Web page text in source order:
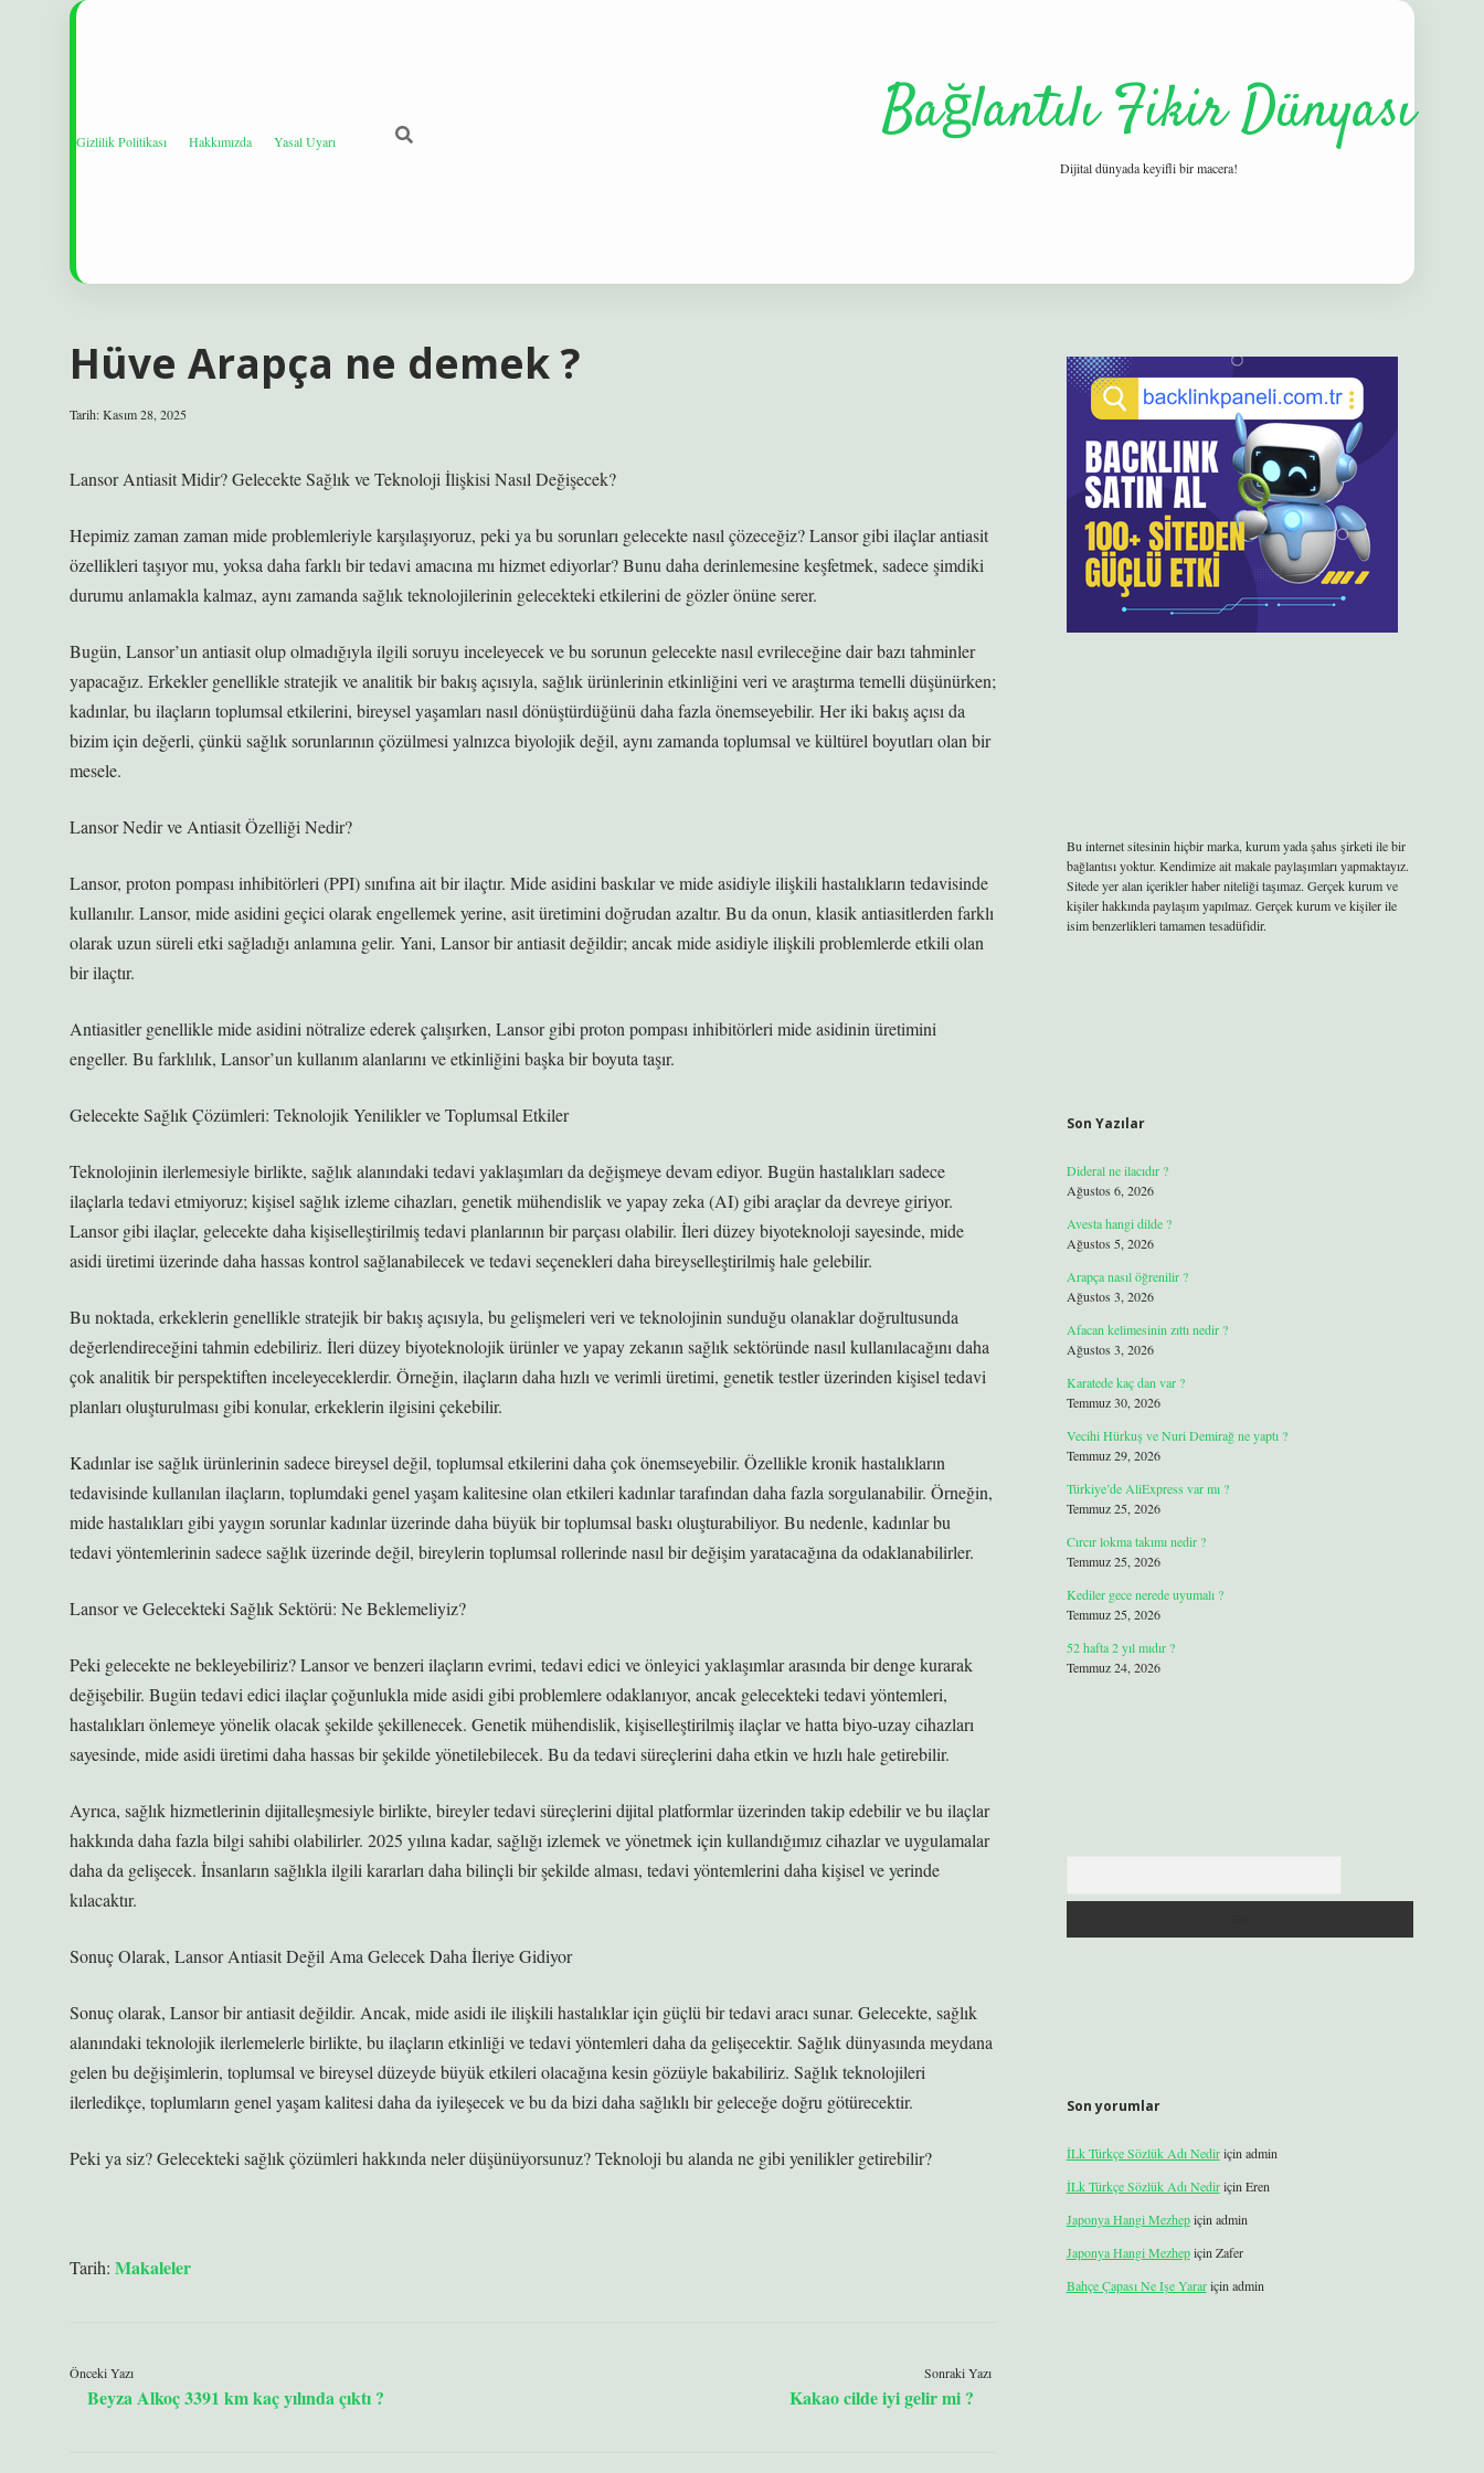
Gizlilik Politikası Hakkımızda Yasal Uyarı Bağlantılı Fikir Dünyası
Dijital dünyada keyifli bir macera!
Hüve Arapça ne demek ?
Tarih: Kasım 28, 2025
Lansor Antiasit Midir? Gelecekte Sağlık ve Teknoloji İlişkisi Nasıl Değişecek?
Hepimiz zaman zaman mide problemleriyle karşılaşıyoruz, peki ya bu sorunları gelecekte nasıl çözeceğiz? Lansor gibi ilaçlar antiasit
özellikleri taşıyor mu, yoksa daha farklı bir tedavi amacına mı hizmet ediyorlar? Bunu daha derinlemesine keşfetmek, sadece şimdiki
durumu anlamakla kalmaz, aynı zamanda sağlık teknolojilerinin gelecekteki etkilerini de gözler önüne serer.
Bugün, Lansor’un antiasit olup olmadığıyla ilgili soruyu inceleyecek ve bu sorunun gelecekte nasıl evrileceğine dair bazı tahminler
yapacağız. Erkekler genellikle stratejik ve analitik bir bakış açısıyla, sağlık ürünlerinin etkinliğini veri ve araştırma temelli düşünürken;
kadınlar, bu ilaçların toplumsal etkilerini, bireysel yaşamları nasıl dönüştürdüğünü daha fazla önemseyebilir. Her iki bakış açısı da
bizim için değerli, çünkü sağlık sorunlarının çözülmesi yalnızca biyolojik değil, aynı zamanda toplumsal ve kültürel boyutları olan bir
mesele.
Lansor Nedir ve Antiasit Özelliği Nedir?
Lansor, proton pompası inhibitörleri (PPI) sınıfına ait bir ilaçtır. Mide asidini baskılar ve mide asidiyle ilişkili hastalıkların tedavisinde
kullanılır. Lansor, mide asidini geçici olarak engellemek yerine, asit üretimini doğrudan azaltır. Bu da onun, klasik antiasitlerden farklı
olarak uzun süreli etki sağladığı anlamına gelir. Yani, Lansor bir antiasit değildir; ancak mide asidiyle ilişkili problemlerde etkili olan
bir ilaçtır.
Antiasitler genellikle mide asidini nötralize ederek çalışırken, Lansor gibi proton pompası inhibitörleri mide asidinin üretimini
engeller. Bu farklılık, Lansor’un kullanım alanlarını ve etkinliğini başka bir boyuta taşır.
Gelecekte Sağlık Çözümleri: Teknolojik Yenilikler ve Toplumsal Etkiler
Teknolojinin ilerlemesiyle birlikte, sağlık alanındaki tedavi yaklaşımları da değişmeye devam ediyor. Bugün hastalıkları sadece
ilaçlarla tedavi etmiyoruz; kişisel sağlık izleme cihazları, genetik mühendislik ve yapay zeka (AI) gibi araçlar da devreye giriyor.
Lansor gibi ilaçlar, gelecekte daha kişiselleştirilmiş tedavi planlarının bir parçası olabilir. İleri düzey biyoteknoloji sayesinde, mide
asidi üretimi üzerinde daha hassas kontrol sağlanabilecek ve tedavi seçenekleri daha bireyselleştirilmiş hale gelebilir.
Bu noktada, erkeklerin genellikle stratejik bir bakış açısıyla, bu gelişmeleri veri ve teknolojinin sunduğu olanaklar doğrultusunda
değerlendireceğini tahmin edebiliriz. İleri düzey biyoteknolojik ürünler ve yapay zekanın sağlık sektöründe nasıl kullanılacağını daha
çok analitik bir perspektiften inceleyeceklerdir. Örneğin, ilaçların daha hızlı ve verimli üretimi, genetik testler üzerinden kişisel tedavi
planları oluşturulması gibi konular, erkeklerin ilgisini çekebilir.
Kadınlar ise sağlık ürünlerinin sadece bireysel değil, toplumsal etkilerini daha çok önemseyebilir. Özellikle kronik hastalıkların
tedavisinde kullanılan ilaçların, toplumdaki genel yaşam kalitesine olan etkileri kadınlar tarafından daha fazla sorgulanabilir. Örneğin,
mide hastalıkları gibi yaygın sorunlar kadınlar üzerinde daha büyük bir toplumsal baskı oluşturabiliyor. Bu nedenle, kadınlar bu
tedavi yöntemlerinin sadece sağlık üzerinde değil, bireylerin toplumsal rollerinde nasıl bir değişim yaratacağına da odaklanabilirler.
Lansor ve Gelecekteki Sağlık Sektörü: Ne Beklemeliyiz?
Peki gelecekte ne bekleyebiliriz? Lansor ve benzeri ilaçların evrimi, tedavi edici ve önleyici yaklaşımlar arasında bir denge kurarak
değişebilir. Bugün tedavi edici ilaçlar çoğunlukla mide asidi gibi problemlere odaklanıyor, ancak gelecekteki tedavi yöntemleri,
hastalıkları önlemeye yönelik olacak şekilde şekillenecek. Genetik mühendislik, kişiselleştirilmiş ilaçlar ve hatta biyo-uzay cihazları
sayesinde, mide asidi üretimi daha hassas bir şekilde yönetilebilecek. Bu da tedavi süreçlerini daha etkin ve hızlı hale getirebilir.
Ayrıca, sağlık hizmetlerinin dijitalleşmesiyle birlikte, bireyler tedavi süreçlerini dijital platformlar üzerinden takip edebilir ve bu ilaçlar
hakkında daha fazla bilgi sahibi olabilirler. 2025 yılına kadar, sağlığı izlemek ve yönetmek için kullandığımız cihazlar ve uygulamalar
daha da gelişecek. İnsanların sağlıkla ilgili kararları daha bilinçli bir şekilde alması, tedavi yöntemlerini daha kişisel ve yerinde
kılacaktır.
Sonuç Olarak, Lansor Antiasit Değil Ama Gelecek Daha İleriye Gidiyor
Sonuç olarak, Lansor bir antiasit değildir. Ancak, mide asidi ile ilişkili hastalıklar için güçlü bir tedavi aracı sunar. Gelecekte, sağlık
alanındaki teknolojik ilerlemelerle birlikte, bu ilaçların etkinliği ve tedavi yöntemleri daha da gelişecektir. Sağlık dünyasında meydana
gelen bu değişimlerin, toplumsal ve bireysel düzeyde büyük etkileri olacağına kesin gözüyle bakabiliriz. Sağlık teknolojileri
ilerledikçe, toplumların genel yaşam kalitesi daha da iyileşecek ve bu da bizi daha sağlıklı bir geleceğe doğru götürecektir.
Peki ya siz? Gelecekteki sağlık çözümleri hakkında neler düşünüyorsunuz? Teknoloji bu alanda ne gibi yenilikler getirebilir?
Tarih: Makaleler
Önceki Yazı
Beyza Alkoç 3391 km kaç yılında çıktı ?
Sonraki Yazı
Kakao cilde iyi gelir mi ?
Bu internet sitesinin hiçbir marka, kurum yada şahıs şirketi ile bir
bağlantısı yoktur. Kendimize ait makale paylaşımları yapmaktayız.
Sitede yer alan içerikler haber niteliği taşımaz. Gerçek kurum ve
kişiler hakkında paylaşım yapılmaz. Gerçek kurum ve kişiler ile
isim benzerlikleri tamamen tesadüfidir.
Son Yazılar
Dideral ne ilacıdır ?
Ağustos 6, 2026
Avesta hangi dilde ?
Ağustos 5, 2026
Arapça nasıl öğrenilir ?
Ağustos 3, 2026
Afacan kelimesinin zıttı nedir ?
Ağustos 3, 2026
Karatede kaç dan var ?
Temmuz 30, 2026
Vecihi Hürkuş ve Nuri Demirağ ne yaptı ?
Temmuz 29, 2026
Türkiye’de AliExpress var mı ?
Temmuz 25, 2026
Cırcır lokma takımı nedir ?
Temmuz 25, 2026
Kediler gece nerede uyumalı ?
Temmuz 25, 2026
52 hafta 2 yıl mıdır ?
Temmuz 24, 2026
Son yorumlar
İLk Türkçe Sözlük Adı Nediriçin admin
İLk Türkçe Sözlük Adı Nediriçin Eren
Japonya Hangi Mezhepiçin admin
Japonya Hangi Mezhepiçin Zafer
Bahçe Çapası Ne Işe Yarariçin admin